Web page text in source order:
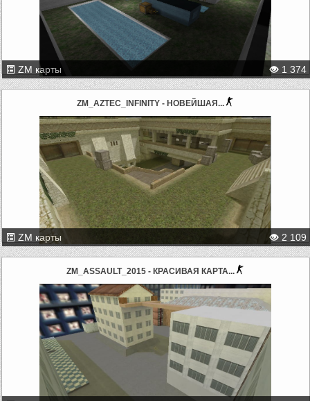
ZM карты 1 374
ZM_AZTEC_INFINITY - НОВЕЙШАЯ...
ZM карты 2 109
ZM_ASSAULT_2015 - КРАСИВАЯ КАРТА...